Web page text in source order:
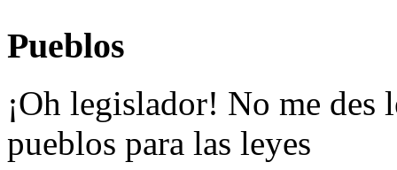
Pueblos
¡Oh legislador! No me des
pueblos para las leyes